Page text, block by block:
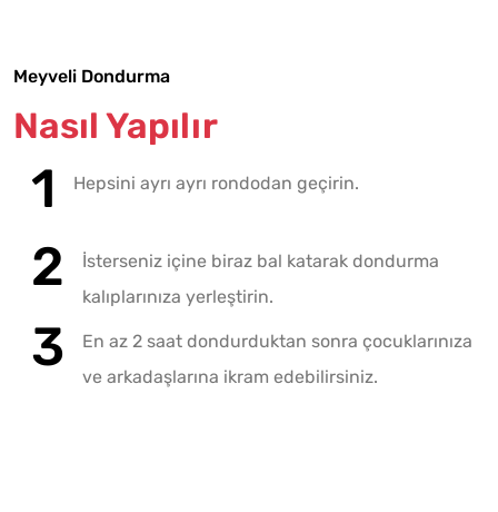
Meyveli Dondurma
Nasıl Yapılır
Hepsini ayrı ayrı rondodan geçirin.
İsterseniz içine biraz bal katarak dondurma
kalıplarınıza yerleştirin.
En az 2 saat dondurduktan sonra çocuklarınıza
ve arkadaşlarına ikram edebilirsiniz.